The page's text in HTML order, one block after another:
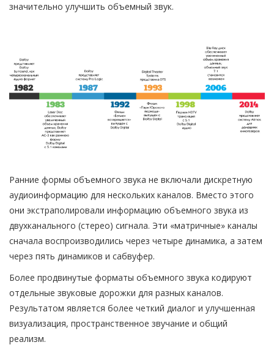
значительно улучшить объемный звук.
Ранние формы объемного звука не включали дискретную
аудиоинформацию для нескольких каналов. Вместо этого
они экстраполировали информацию объемного звука из
двухканального (стерео) сигнала. Эти «матричные» каналы
сначала воспроизводились через четыре динамика, а затем
через пять динамиков и сабвуфер.
Более продвинутые форматы объемного звука кодируют
отдельные звуковые дорожки для разных каналов.
Результатом является более четкий диалог и улучшенная
визуализация, пространственное звучание и общий
реализм.